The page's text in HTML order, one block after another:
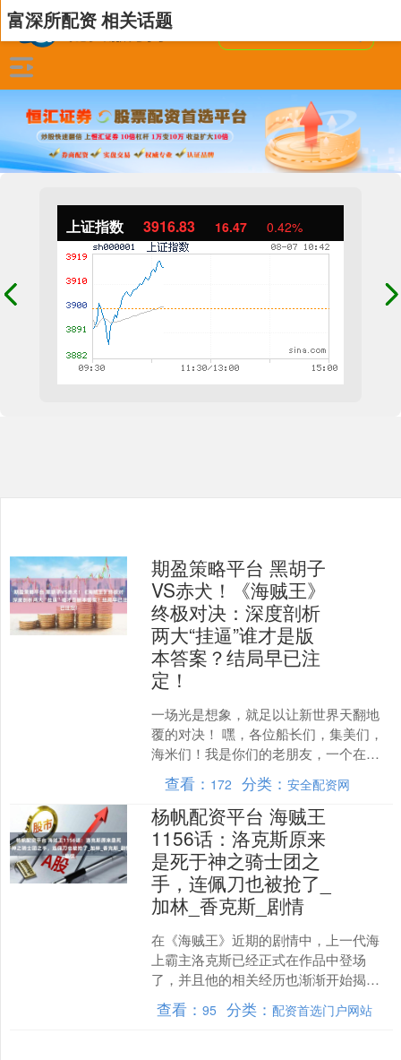
上证指数 3916.83 16.47 0.42%
富深所配资 相关话题
期盈策略平台 黑胡子
VS赤犬！《海贼王》
终极对决：深度剖析
两大“挂逼”谁才是版
本答案？结局早已注
定！
一场光是想象，就足以让新世界天翻地
覆的对决！ 嘿，各位船长们，集美们，
海米们！我是你们的老朋友，一个在二
次元海洋里漂了十年的老水手。 今天，
咱们不聊路飞又开了什....
查看： 172 分类： 安全配资网
杨帆配资平台 海贼王
1156话：洛克斯原来
是死于神之骑士团之
手，连佩刀也被抢了_
加林_香克斯_剧情
在《海贼王》近期的剧情中，上一代海
上霸主洛克斯已经正式在作品中登场
了，并且他的相关经历也渐渐开始揭晓
了。不过现在洛克斯身上还有一个谜题
没有解开，那就是他到底是怎....
查看：95 分类：配资首选门户网站